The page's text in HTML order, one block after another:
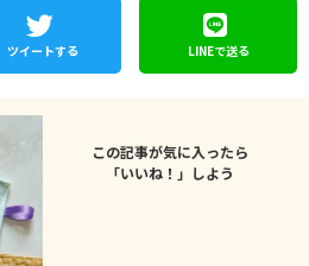
ツイートする LINEで送る
この記事が気に入ったら
「いいね！」しよう